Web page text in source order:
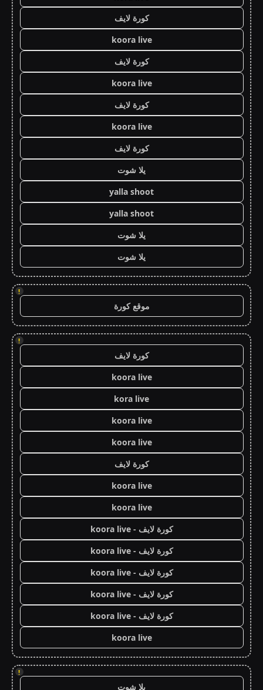
كورة لايف
koora live
كورة لايف
koora live
كورة لايف
koora live
كورة لايف
يلا شوت
yalla shoot
yalla shoot
يلا شوت
يلا شوت
!
موقع كورة
!
كورة لايف
koora live
kora live
koora live
koora live
كورة لايف
koora live
koora live
كورة لايف - koora live
كورة لايف - koora live
كورة لايف - koora live
كورة لايف - koora live
كورة لايف - koora live
koora live
!
يلا شوت